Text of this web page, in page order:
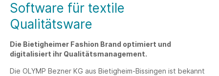
Software für textile
Qualitätsware
Die Bietigheimer Fashion Brand optimiert und
digitalisiert ihr Qualitätsmanagement.
Die OLYMP Bezner KG aus Bietigheim-Bissingen ist bekannt